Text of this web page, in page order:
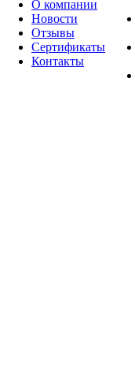
О компании
Новости
Отзывы
Сертификаты
Контакты